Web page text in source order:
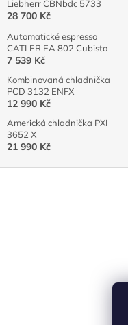
Liebherr CBNbdc 5733
28 700 Kč
Automatické espresso
CATLER EA 802 Cubisto
7 539 Kč
Kombinovaná chladnička
PCD 3132 ENFX
12 990 Kč
Americká chladnička PXI
3652 X
21 990 Kč